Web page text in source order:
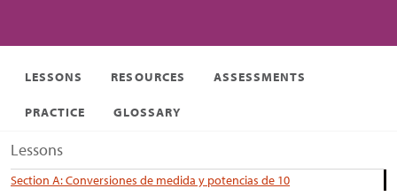
LESSONS RESOURCES ASSESSMENTS
PRACTICE GLOSSARY
Lessons
Section A: Conversiones de medida y potencias de 10